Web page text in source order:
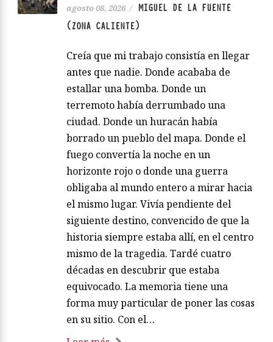
agosto 08, 2026 / MIGUEL DE LA FUENTE
(ZONA CALIENTE)
Creía que mi trabajo consistía en llegar
antes que nadie. Donde acababa de
estallar una bomba. Donde un
terremoto había derrumbado una
ciudad. Donde un huracán había
borrado un pueblo del mapa. Donde el
fuego convertía la noche en un
horizonte rojo o donde una guerra
obligaba al mundo entero a mirar hacia
el mismo lugar. Vivía pendiente del
siguiente destino, convencido de que la
historia siempre estaba allí, en el centro
mismo de la tragedia. Tardé cuatro
décadas en descubrir que estaba
equivocado. La memoria tiene una
forma muy particular de poner las cosas
en su sitio. Con el…